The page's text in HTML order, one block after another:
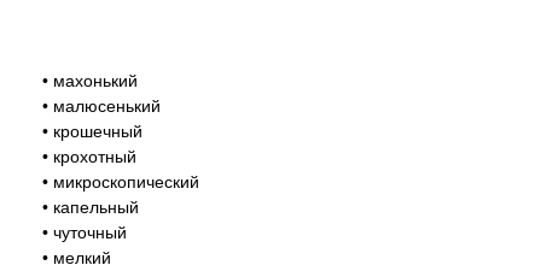
• махонький
• малюсенький
• крошечный
• крохотный
• микроскопический
• капельный
• чуточный
• мелкий